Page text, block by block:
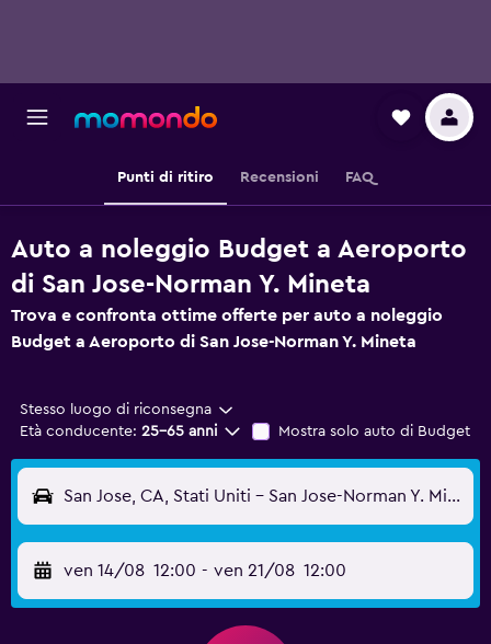
Punti di ritiro Recensioni FAQ
Auto a noleggio Budget a Aeroporto
di San Jose-Norman Y. Mineta
Trova e confronta ottime offerte per auto a noleggio
Budget a Aeroporto di San Jose-Norman Y. Mineta
Stesso luogo di riconsegna
Età conducente: 25-65 anni Mostra solo auto di Budget
San Jose, CA, Stati Uniti - San Jose-Norman Y. Mineta (SJC)
ven 14/08 12:00 - ven 21/08 12:00